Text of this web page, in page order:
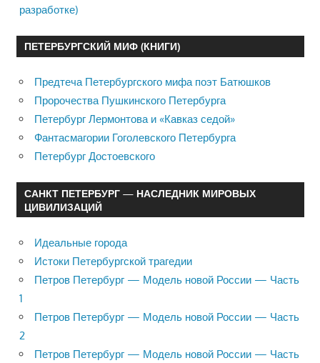
разработке)
ПЕТЕРБУРГСКИЙ МИФ (КНИГИ)
Предтеча Петербургского мифа поэт Батюшков
Пророчества Пушкинского Петербурга
Петербург Лермонтова и «Кавказ седой»
Фантасмагории Гоголевского Петербурга
Петербург Достоевского
САНКТ ПЕТЕРБУРГ — НАСЛЕДНИК МИРОВЫХ
ЦИВИЛИЗАЦИЙ
Идеальные города
Истоки Петербургской трагедии
Петров Петербург — Модель новой России — Часть
1
Петров Петербург — Модель новой России — Часть
2
Петров Петербург — Модель новой России — Часть